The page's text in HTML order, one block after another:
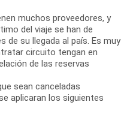
muchos proveedores, y
del viaje se han de
de su llegada al país. Es muy
circuito tengan en
de las reservas
sean canceladas
aplicaran los siguientes